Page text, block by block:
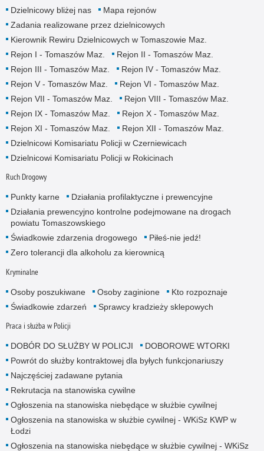
Dzielnicowy bliżej nas
Mapa rejonów
Zadania realizowane przez dzielnicowych
Kierownik Rewiru Dzielnicowych w Tomaszowie Maz.
Rejon I - Tomaszów Maz.
Rejon II - Tomaszów Maz.
Rejon III - Tomaszów Maz.
Rejon IV - Tomaszów Maz.
Rejon V - Tomaszów Maz.
Rejon VI - Tomaszów Maz.
Rejon VII - Tomaszów Maz.
Rejon VIII - Tomaszów Maz.
Rejon IX - Tomaszów Maz.
Rejon X - Tomaszów Maz.
Rejon XI - Tomaszów Maz.
Rejon XII - Tomaszów Maz.
Dzielnicowi Komisariatu Policji w Czerniewicach
Dzielnicowi Komisariatu Policji w Rokicinach
Ruch Drogowy
Punkty karne
Działania profilaktyczne i prewencyjne
Działania prewencyjno kontrolne podejmowane na drogach
powiatu Tomaszowskiego
Świadkowie zdarzenia drogowego
Piłeś-nie jedź!
Zero tolerancji dla alkoholu za kierownicą
Kryminalne
Osoby poszukiwane Osoby zaginione
Kto rozpoznaje
Świadkowie zdarzeń
Sprawcy kradzieży sklepowych
Praca i służba w Policji
DOBÓR DO SŁUŻBY W POLICJI
DOBOROWE WTORKI
Powrót do służby kontraktowej dla byłych funkcjonariuszy
Najczęściej zadawane pytania
Rekrutacja na stanowiska cywilne
Ogłoszenia na stanowiska niebędące w służbie cywilnej
Ogłoszenia na stanowiska w służbie cywilnej - WKiSz KWP w
Łodzi
Ogłoszenia na stanowiska niebędące w służbie cywilnej - WKiSz